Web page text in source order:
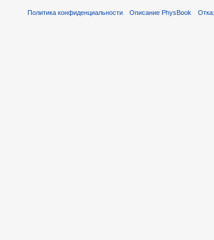
Политика конфиденциальности Описание PhysBook